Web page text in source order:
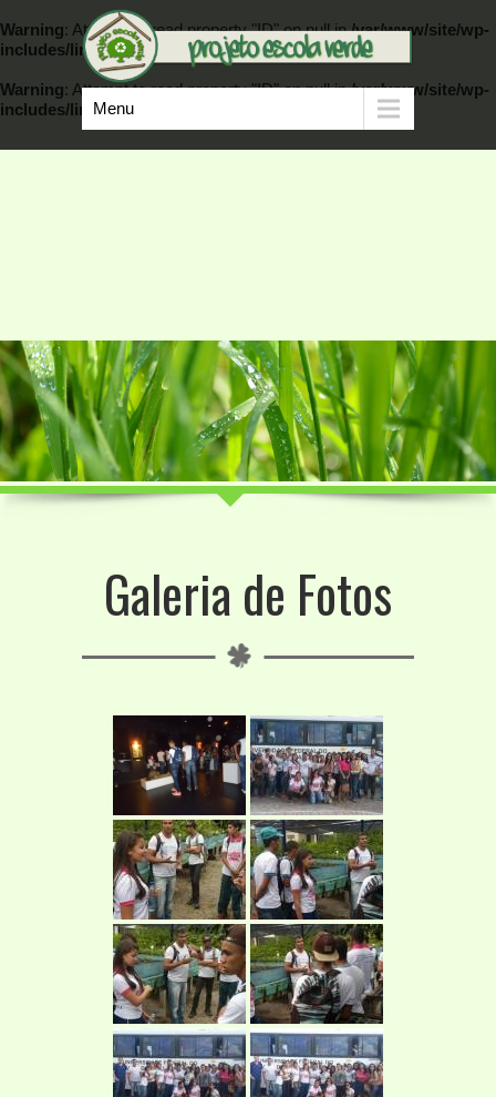
Warning: Attempt to read property "ID" on null in/var/www/site/wp-
includes/link-template.phpon line389
Warning: Attempt to read property "ID" on null in/var/www/site/wp-
includes/link-template.php
Menu
Galeria de Fotos